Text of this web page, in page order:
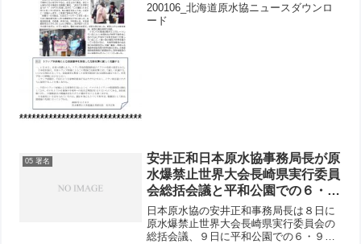
200106_北海道原水協ニュースダウンロ
ード
05 署名
安井正和日本原水協事務局長が原
水爆禁止世界大会長崎県実行委員
会総括会議と平和公園での６・９
行動に参加
日本原水協の安井正和事務局長は８日に
原水爆禁止世界大会長崎県実行委員会の
総括会議、９日に平和公園での６・９行